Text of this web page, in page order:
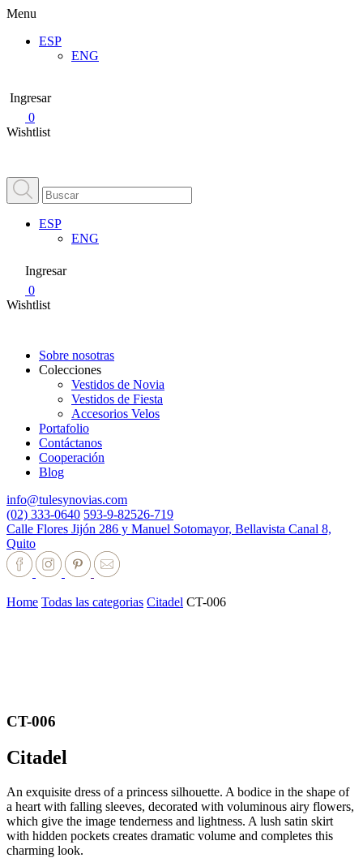
Menu
ESP
ENG
Ingresar
0
Wishtlist
ESP
ENG
Ingresar
0
Wishtlist
Sobre nosotras
Colecciones
Vestidos de Novia
Vestidos de Fiesta
Accesorios Velos
Portafolio
Contáctanos
Cooperación
Blog
info@tulesynovias.com
(02) 333-0640 593-9-82526-719
Calle Flores Jijón 286 y Manuel Sotomayor, Bellavista Canal 8,
Quito
Home Todas las categorias Citadel CT-006
CT-006
Citadel
An exquisite dress of a princess silhouette. A bodice in the shape of
a heart with falling sleeves, decorated with voluminous airy flowers,
which give the image tenderness and lightness. A lush satin skirt
with hidden pockets creates dramatic volume and completes this
charming look.